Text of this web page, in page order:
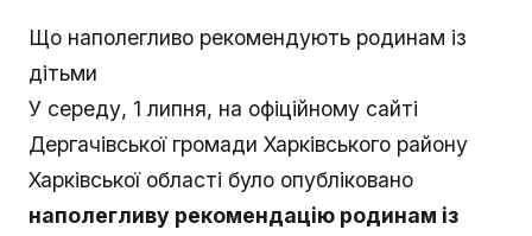
Що наполегливо рекомендують родинам із
дітьми
У середу, 1 липня, на офіційному сайті
Дергачівської громади Харківського району
Харківської області було опубліковано
наполегливу рекомендацію родинам із